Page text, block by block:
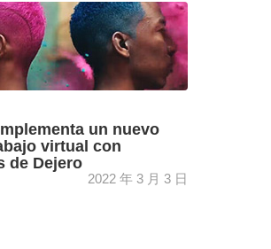
un nuevo
virtual con
de Dejero
2022 年 3 月 3 日